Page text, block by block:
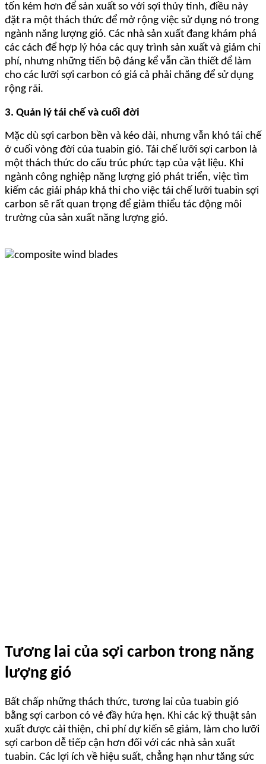
tốn kém hơn để sản xuất so với sợi thủy tinh, điều này
đặt ra một thách thức để mở rộng việc sử dụng nó trong
ngành năng lượng gió. Các nhà sản xuất đang khám phá
các cách để hợp lý hóa các quy trình sản xuất và giảm chi
phí, nhưng những tiến bộ đáng kể vẫn cần thiết để làm
cho các lưỡi sợi carbon có giá cả phải chăng để sử dụng
rộng rãi.
3. Quản lý tái chế và cuối đời
Mặc dù sợi carbon bền và kéo dài, nhưng vẫn khó tái chế
ở cuối vòng đời của tuabin gió. Tái chế lưỡi sợi carbon là
một thách thức do cấu trúc phức tạp của vật liệu. Khi
ngành công nghiệp năng lượng gió phát triển, việc tìm
kiếm các giải pháp khả thi cho việc tái chế lưỡi tuabin sợi
carbon sẽ rất quan trọng để giảm thiểu tác động môi
trường của sản xuất năng lượng gió.
Tương lai của sợi carbon trong năng
lượng gió
Bất chấp những thách thức, tương lai của tuabin gió
bằng sợi carbon có vẻ đầy hứa hẹn. Khi các kỹ thuật sản
xuất được cải thiện, chi phí dự kiến ​​sẽ giảm, làm cho lưỡi
sợi carbon dễ tiếp cận hơn đối với các nhà sản xuất
tuabin. Các lợi ích về hiệu suất, chẳng hạn như tăng sức